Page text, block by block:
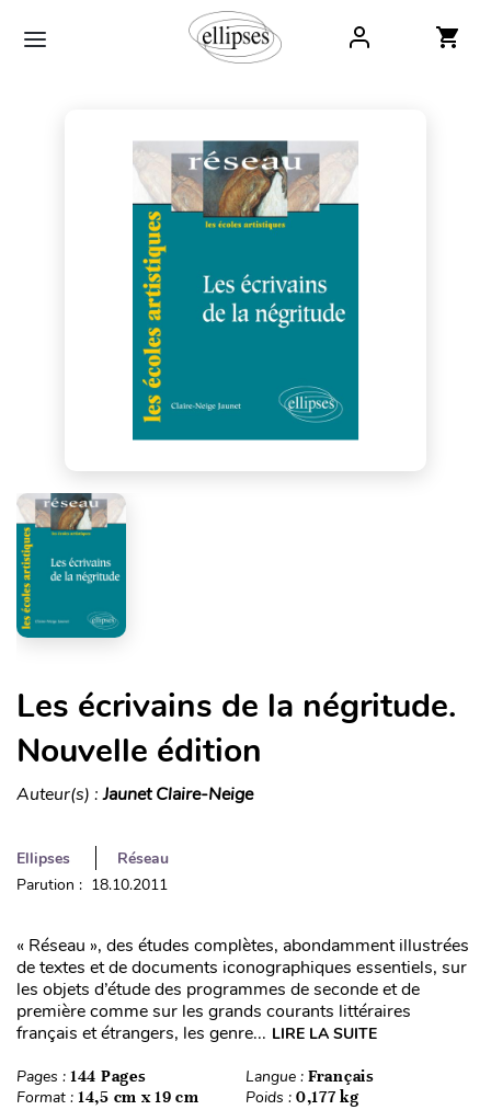
Les écrivains de la négritude.
Nouvelle édition
Auteur(s) :Jaunet Claire-Neige
Ellipses
Réseau
Parution : 18.10.2011
« Réseau », des études complètes, abondamment illustrées
de textes et de documents iconographiques essentiels, sur
les objets d’étude des programmes de seconde et de
première comme sur les grands courants littéraires
français et étrangers, les genre... LIRE LA SUITE
Pages : 144 Pages Langue : Français
Format : 14,5 cm x 19 cm Poids : 0,177 kg